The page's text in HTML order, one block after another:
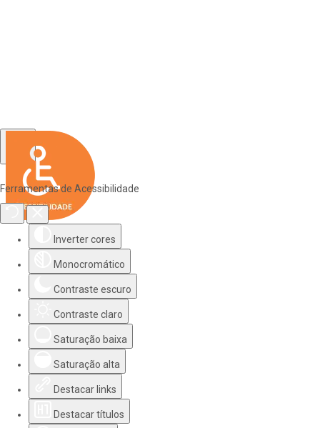
Ferramentas de Acessibilidade
Inverter cores
Monocromático
Contraste escuro
Contraste claro
Saturação baixa
Saturação alta
Destacar links
Destacar títulos